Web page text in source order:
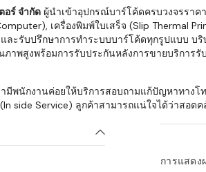
อย่างไร
WMS สำ
ค้าส่ง แล
แนะนำ
เลือกระบ
ก่อนเริ่มติด
อร์ จำกัด ผู้นำเข้าอุปกรณ์บาร์โค้ดครบวงจรราค
เครื่องพิมพ์ใบเสร็จ (Slip Thermal
ะรับปรึกษาการทำระบบบาร์โค้ดทุกรูปแบบ บริ
าพสูงพร้อมการรับประกันหลังการขายบริการรั
มีพนักงานค่อยให้บริการสอบถามแก้ปัญหาทาง
side Service) ลูกค้าสามารถแน่ใจได้ว่าสอด
การแสดง